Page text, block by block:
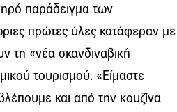
παράδειγμα των
πρώτες ύλες κατάφεραν με
τη «νέα σκανδιναβική
τουρισμού. «Είμαστε
και από την κουζίνα